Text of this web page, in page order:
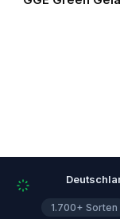
1.700+ Sorten